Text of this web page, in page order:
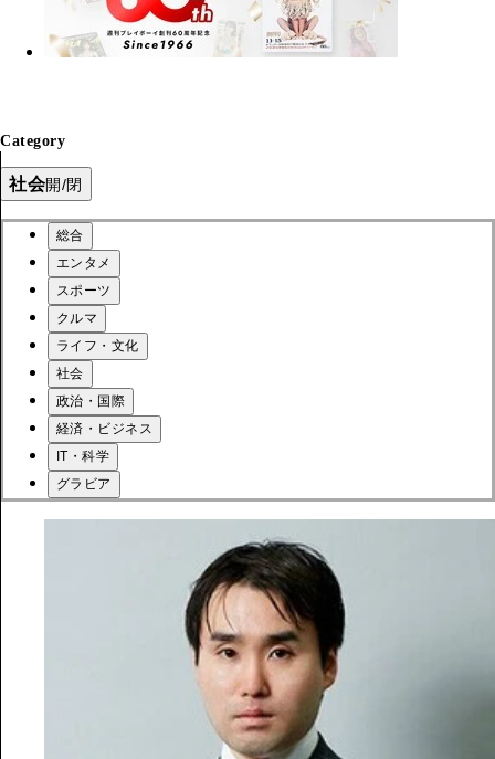
Category
社会開/閉
総合
エンタメ
スポーツ
クルマ
ライフ・文化
社会
政治・国際
経済・ビジネス
IT・科学
グラビア